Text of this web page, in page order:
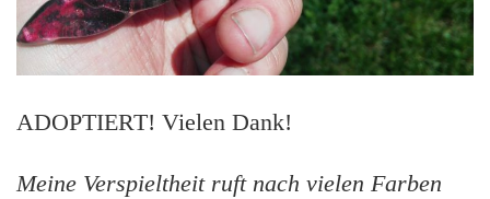
ADOPTIERT! Vielen Dank!
Meine Verspieltheit ruft nach vielen Farben